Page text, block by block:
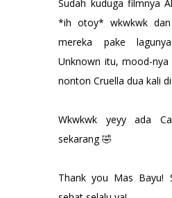
Sudah kuduga filmnya
*ih otoy* wkwkwk
mereka pake
Unknown itu, mood-
nonton Cruella dua kali
Wkwkwk yeyy ada
sekarang 🤣
Thank you Mas Bayu!